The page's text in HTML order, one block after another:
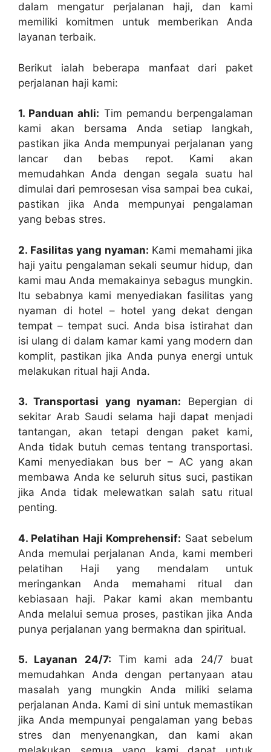
dalam mengatur perjalanan haji, dan kami
memiliki komitmen untuk memberikan Anda
layanan terbaik.
Berikut ialah beberapa manfaat dari paket
perjalanan haji kami:
1. Panduan ahli: Tim pemandu berpengalaman
kami akan bersama Anda setiap langkah,
pastikan jika Anda mempunyai perjalanan yang
lancar dan bebas repot. Kami akan
memudahkan Anda dengan segala suatu hal
dimulai dari pemrosesan visa sampai bea cukai,
pastikan jika Anda mempunyai pengalaman
yang bebas stres.
2. Fasilitas yang nyaman: Kami memahami jika
haji yaitu pengalaman sekali seumur hidup, dan
kami mau Anda memakainya sebagus mungkin.
Itu sebabnya kami menyediakan fasilitas yang
nyaman di hotel – hotel yang dekat dengan
tempat – tempat suci. Anda bisa istirahat dan
isi ulang di dalam kamar kami yang modern dan
komplit, pastikan jika Anda punya energi untuk
melakukan ritual haji Anda.
3. Transportasi yang nyaman: Bepergian di
sekitar Arab Saudi selama haji dapat menjadi
tantangan, akan tetapi dengan paket kami,
Anda tidak butuh cemas tentang transportasi.
Kami menyediakan bus ber – AC yang akan
membawa Anda ke seluruh situs suci, pastikan
jika Anda tidak melewatkan salah satu ritual
penting.
4. Pelatihan Haji Komprehensif: Saat sebelum
Anda memulai perjalanan Anda, kami memberi
pelatihan Haji yang mendalam untuk
meringankan Anda memahami ritual dan
kebiasaan haji. Pakar kami akan membantu
Anda melalui semua proses, pastikan jika Anda
punya perjalanan yang bermakna dan spiritual.
5. Layanan 24/7: Tim kami ada 24/7 buat
memudahkan Anda dengan pertanyaan atau
masalah yang mungkin Anda miliki selama
perjalanan Anda. Kami di sini untuk memastikan
jika Anda mempunyai pengalaman yang bebas
stres dan menyenangkan, dan kami akan